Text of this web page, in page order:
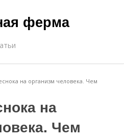
ферма
на организм человека. Чем
на
Чем